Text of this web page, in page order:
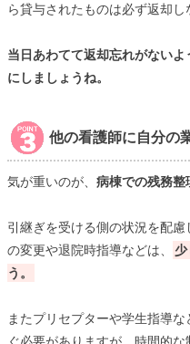
ら貸与されたものは必ず返却し
当日あわてて返却忘れがない
にしましょうね。
他の看護師に自分の
気が重いのが、 病棟での残務整
引継ぎを受ける側の状況を配
の変更や退院時指導などは、
う。
またプリセプターや学生指導